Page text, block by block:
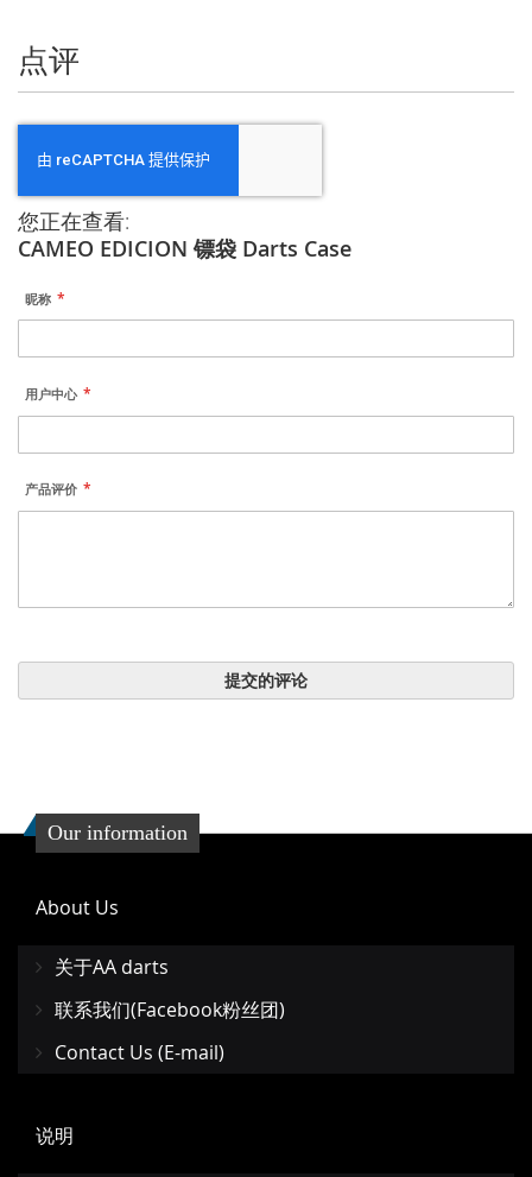
点评
您正在查看:
CAMEO EDICION 镖袋 Darts Case
昵称
用户中心
产品评价
提交的评论
Our information
About Us
关于AA darts
联系我们(Facebook粉丝团)
Contact Us (E-mail)
说明